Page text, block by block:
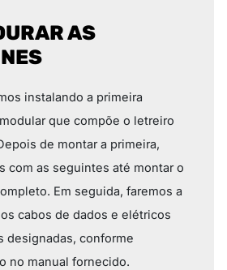
AS
instalando a primeira
que compõe o letreiro
de montar a primeira,
com as seguintes até montar o
Em seguida, faremos a
cabos de dados e elétricos
designadas, conforme
no manual fornecido.